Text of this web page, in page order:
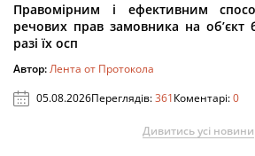
Правомірним і ефективним
речових прав замовника на об’єкт
разі їх осп
Автор:Лента от Протокола
05.08.2026Переглядів:361Коментарі:0
Дивитись усі новини